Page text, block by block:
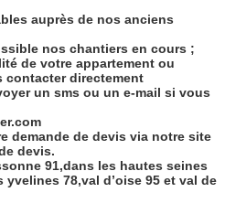
auprès de nos anciens
nos chantiers en cours ;
de votre appartement ou
contacter directement
un sms ou un e-mail si vous
demande de devis via notre site
devis.
91,dans les hautes seines
78,val d’oise 95 et val de